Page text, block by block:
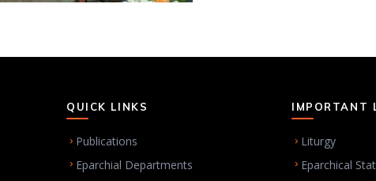
QUICK LINKS
Publications
Eparchial Departments
IMPORTANT
Liturgy
Eparchical